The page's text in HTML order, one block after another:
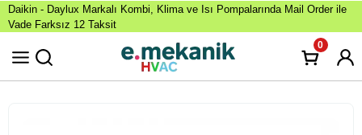
Daikin - Daylux Markalı Kombi, Klima ve Isı Pompalarında Mail Order ile
Vade Farksız 12 Taksit
0